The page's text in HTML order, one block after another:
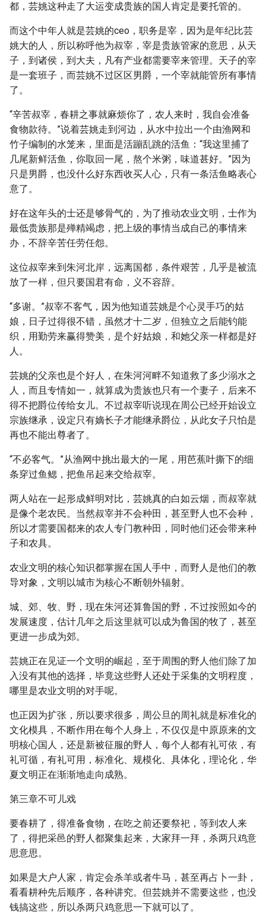
都，芸姚这种走了大运变成贵族的国人肯定是要托管的。
而这个中年人就是芸姚的ceo，职务是宰，因为是年纪比芸
姚大的人，所以称呼他为叔宰，宰是贵族管家的意思，从天
子，到诸侯，到大夫，凡有产业都需要宰来管理。天子的宰
是一套班子，而芸姚不过区区男爵，一个宰就能管所有事情
了。
“辛苦叔宰，春耕之事就麻烦你了，农人来时，我自会准备
食物款待。”说着芸姚走到河边，从水中拉出一个由渔网和
竹子编制的水笼来，里面是活蹦乱跳的活鱼：“我这里捕了
几尾新鲜活鱼，你取回一尾，熬个米粥，味道甚好。”因为
只是男爵，也没什么好东西收买人心，只有一条活鱼略表心
意了。
好在这年头的士还是够骨气的，为了推动农业文明，士作为
最低贵族那是殚精竭虑，把上级的事情当成自己的事情来
办，不辞辛苦任劳任怨。
这位叔宰来到朱河北岸，远离国都，条件艰苦，几乎是被流
放了一样，但只要国君有命，义不容辞。
“多谢。”叔宰不客气，因为他知道芸姚是个心灵手巧的姑
娘，日子过得很不错，虽然才十二岁，但独立之后能钓能
织，用勤劳来赢得赞美，是个好姑娘，和她父亲一样都是好
人。
芸姚的父亲也是个好人，在朱河河畔不知道救了多少溺水之
人，而且专情如一，就算成为贵族也只有一个妻子，后来不
得不把爵位传给女儿。不过叔宰听说现在周公已经开始设立
宗族继承，设定只有嫡长子才能继承爵位，从此女子只怕是
再也不能出尊者了。
“不必客气。”从渔网中挑出最大的一尾，用芭蕉叶撕下的细
条穿过鱼鳃，把鱼吊起来交给叔宰。
两人站在一起形成鲜明对比，芸姚真的白如云烟，而叔宰就
是像个老农民。当然叔宰并不会种田，甚至野人也不会种，
所以才需要国都来的农人专门教种田，同时他们还会带来种
子和农具。
农业文明的核心知识都掌握在国人手中，而野人是他们的教
导对象，文明以城市为核心不断朝外辐射。
城、郊、牧、野，现在朱河还算鲁国的野，不过按照如今的
发展速度，估计几年之后这里就可以成为鲁国的牧了，甚至
更进一步成为郊。
芸姚正在见证一个文明的崛起，至于周围的野人他们除了加
入没有其他的选择，毕竟这些野人还处于采集的文明程度，
哪里是农业文明的对手呢。
也正因为扩张，所以要求很多，周公旦的周礼就是标准化的
文化模具，不断作用在每个人身上，不仅仅是中原原来的文
明核心国人，还是新被征服的野人，每个人都有礼可依，有
礼可循，有礼可用，标准化、规模化、具体化，理论化，华
夏文明正在渐渐地走向成熟。
第三章不可儿戏
要春耕了，得准备食物，在吃之前还要祭祀，等到农人来
了，得把采邑的野人都聚集起来，大家拜一拜，杀两只鸡意
思意思。
如果是大户人家，肯定会杀羊或者牛马，甚至再占卜一卦，
看看耕种先后顺序，各种讲究。但芸姚并不需要这些，也没
钱搞这些，所以杀两只鸡意思一下就可以了。